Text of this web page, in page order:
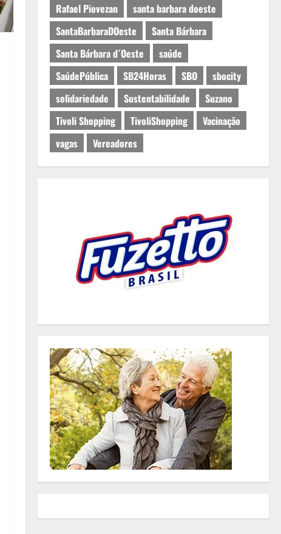
Rafael Piovezan
santa barbara doeste
SantaBarbaraDOeste
Santa Bárbara
Santa Bárbara d´Oeste
saúde
SaúdePública
SB24Horas SBO
sbocity
solidariedade
Sustentabilidade
Suzano
Tivoli Shopping
TivoliShopping
Vacinação
vagas
Vereadores